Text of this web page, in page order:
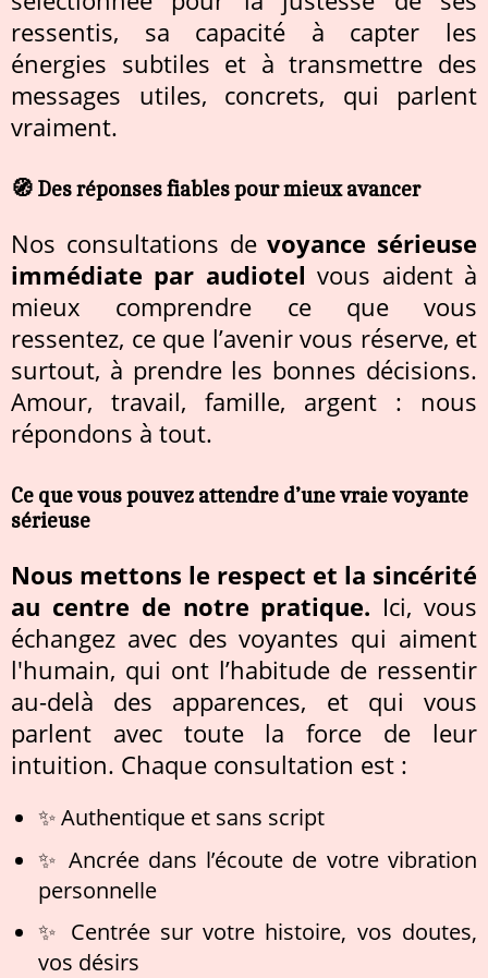
ressentis, sa capacité à capter les
énergies subtiles et à transmettre des
messages utiles, concrets, qui parlent
vraiment.
🧭 Des réponses fiables pour mieux avancer
Nos consultations devoyance sérieuse
immédiate par audiotel vous aident à
mieux comprendre ce que vous
ressentez, ce que l’avenir vous réserve, et
surtout, à prendre les bonnes décisions.
Amour, travail, famille, argent : nous
répondons à tout.
Ce que vous pouvez attendre d’une vraie voyante
sérieuse
Nous mettons le respect et la sincérité
au centre de notre pratique. Ici, vous
échangez avec des voyantes qui aiment
l'humain, qui ont l’habitude de ressentir
au-delà des apparences, et qui vous
parlent avec toute la force de leur
intuition. Chaque consultation est :
✨ Authentique et sans script
✨ Ancrée dans l’écoute de votre vibration
personnelle
✨ Centrée sur votre histoire, vos doutes,
vos désirs